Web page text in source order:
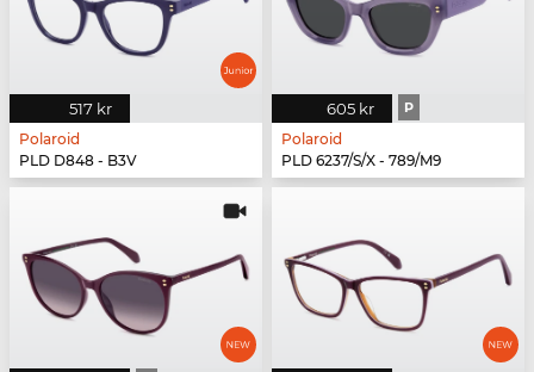
517 kr
Polaroid
PLD D848 - B3V
605 kr P
Polaroid
PLD 6237/S/X - 789/M9